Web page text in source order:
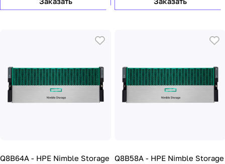
Q8B64A - HPE Nimble Storage Q8B58A - HPE Nimble Storage